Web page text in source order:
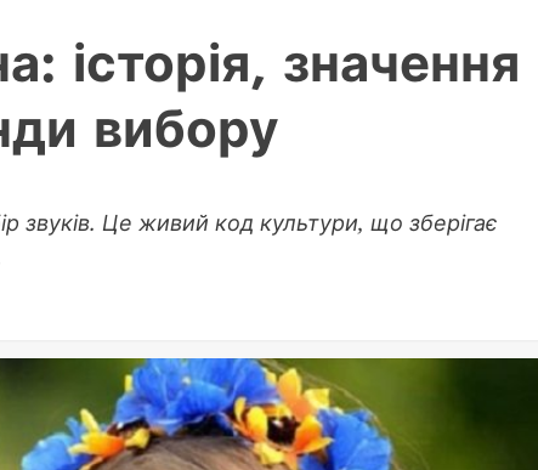
історія, значення
вибору
звуків. Це живий код культури, що зберігає